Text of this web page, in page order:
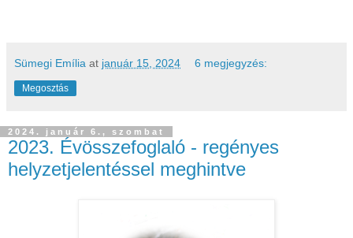
Sümegi Emília at január 15, 2024 6 megjegyzés:
Megosztás
2024. január 6., szombat
2023. Évösszefoglaló - regényes
helyzetjelentéssel meghintve